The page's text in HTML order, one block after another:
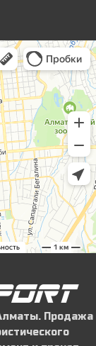
Продажа